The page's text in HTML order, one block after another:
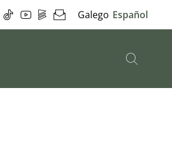
Tik TokYouTube
DepoPlay
Newsletter
Galego Español